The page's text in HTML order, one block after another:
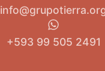
+593 99 505 2491